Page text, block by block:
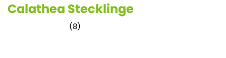
Calathea Stecklinge
(8)